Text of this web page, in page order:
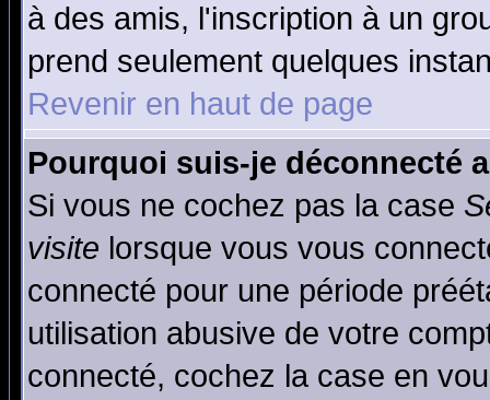
à des amis, l'inscription à un
prend seulement quelques
Revenir en haut de page
Pourquoi suis-je déconnecté
Si vous ne cochez pas la case
visite lorsque vous vous
connecté pour une période
utilisation abusive de votre
connecté, cochez la case en